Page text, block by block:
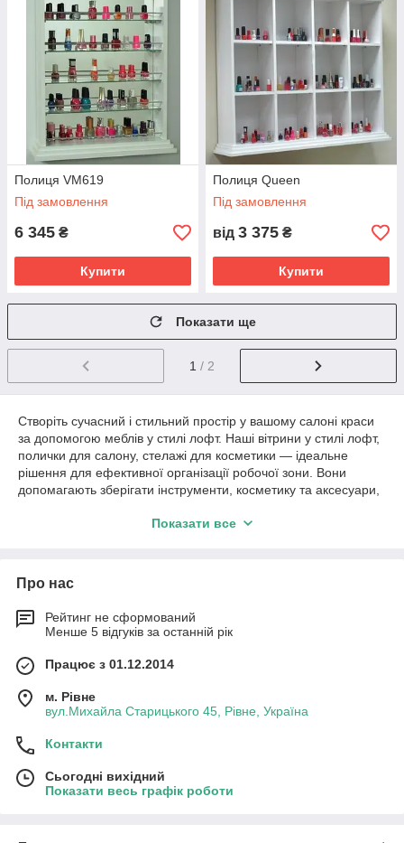
Полиця VM619
Під замовлення
6 345 ₴
Купити
Полиця Queen
Під замовлення
від 3 375 ₴
Купити
Показати ще
1 / 2
Створіть сучасний і стильний простір у вашому салоні краси
за допомогою меблів у стилі лофт. Наші вітрини у стилі лофт,
полички для салону, стелажі для косметики — ідеальне
рішення для ефективної організації робочої зони. Вони
допомагають зберігати інструменти, косметику та аксесуари,
Вітрини в стилі лофт із металевим каркасом і прозорими
різних розмірів і конфігурацій допомагають підтримувати
що підвищує ефективність роботи.
Наші переваги:
Виготовляємо меблі під індивідуальні розміри, дизайн
Використовуємо високоякісні матеріали та сучасний
зробити ваш салон більш привабливим.
збережуть презентабельний вигляд багато років.
Показати все
Про нас
Рейтинг не сформований
Менше 5 відгуків за останній рік
Працює з 01.12.2014
м. Рівне
вул.Михайла Старицького 45, Рівне, Україна
Контакти
Сьогодні вихідний
Показати весь графік роботи